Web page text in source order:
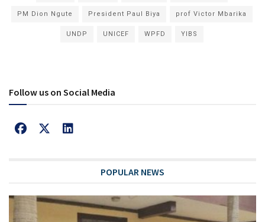
PM Dion Ngute President Paul Biya prof Victor Mbarika
UNDP UNICEF WPFD YIBS
Follow us on Social Media
POPULAR NEWS